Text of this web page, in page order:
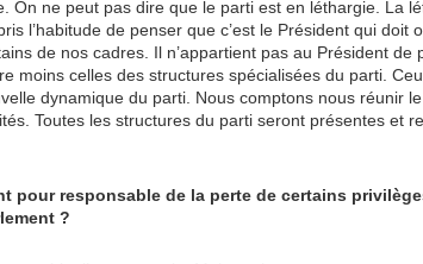
On ne peut pas dire que le parti est en léthargie. La
l’habitude de penser que c’est le Président qui doit
de nos cadres. Il n’appartient pas au Président de
moins celles des structures spécialisées du parti.
dynamique du parti. Nous comptons nous réunir
Toutes les structures du parti seront présentes et
pour responsable de la perte de certains
?